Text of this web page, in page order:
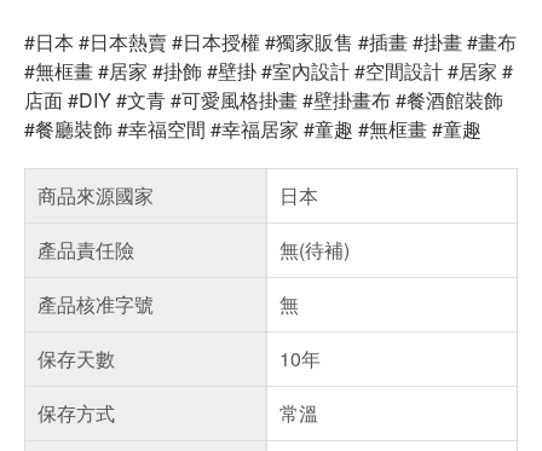
#日本 #日本熱賣 #日本授權 #獨家販售 #插畫 #掛畫 #畫布
#無框畫 #居家 #掛飾 #壁掛 #室內設計 #空間設計 #居家 #
店面 #DIY #文青 #可愛風格掛畫 #壁掛畫布 #餐酒館裝飾
#餐廳裝飾 #幸福空間 #幸福居家 #童趣 #無框畫 #童趣
商品來源國家
日本
產品責任險
無(待補)
產品核准字號
無
保存天數
10年
保存方式
常溫